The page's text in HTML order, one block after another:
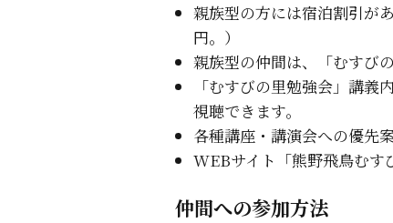
親族型の方には宿泊割引が
円。）
親族型の仲間は、「むすび
「むすびの里勉強会」講
視聴できます。
各種講座・講演会への優先
WEBサイト「熊野飛鳥むす
仲間への参加方法